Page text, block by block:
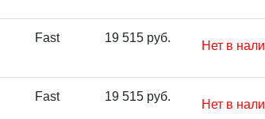
Fast 19 515 руб.
Нет в
Fast 19 515 руб.
Нет в